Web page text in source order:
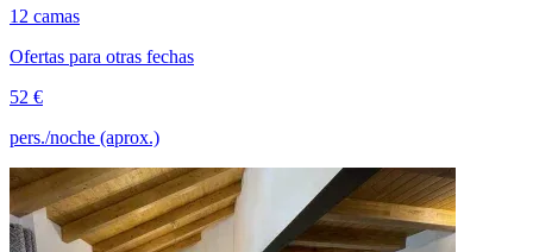
12 camas
Ofertas para otras fechas
52 €
pers./noche (aprox.)